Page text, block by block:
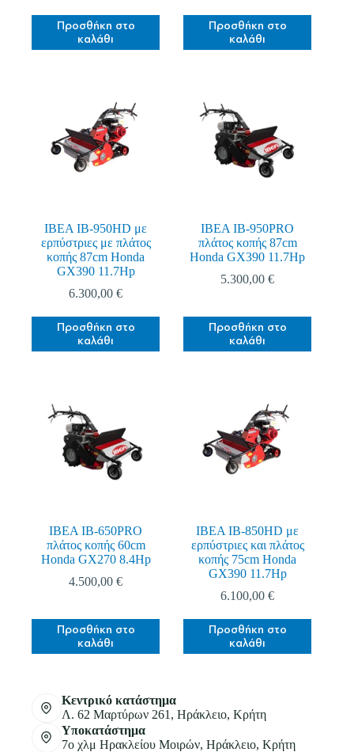
Προσθήκη στο
καλάθι
Προσθήκη στο
καλάθι
IBEA IB-950HD με
ερπύστριες με πλάτος
κοπής 87cm Honda
GX390 11.7Hp
6.300,00€
Προσθήκη στο
καλάθι
IBEA IB-950PRO
πλάτος κοπής 87cm
Honda GX390 11.7Hp
5.300,00€
Προσθήκη στο
καλάθι
ΙΒΕΑ IB-650PRO
πλάτος κοπής 60cm
Honda GX270 8.4Hp
4.500,00€
Προσθήκη στο
καλάθι
ΙΒΕΑ IB-850HD με
ερπύστριες και πλάτος
κοπής 75cm Honda
GX390 11.7Hp
6.100,00€
Προσθήκη στο
καλάθι
Κεντρικό κατάστημα
Λ. 62 Μαρτύρων 261, Ηράκλειο, Κρήτη
Υποκατάστημα
7ο χλμ Ηρακλείου Μοιρών, Ηράκλειο, Κρήτη